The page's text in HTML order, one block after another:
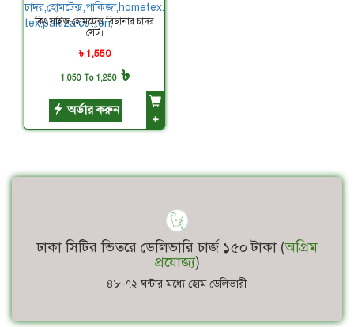
কিং সাইজ হোমটেক্স বিছানার চাদর
সেট।
৳ 1,550
1,050 To 1,250৳
অর্ডার করুন
+
ঢাকা সিটির ভিতরে ডেলিভারি চার্জ ১৫০ টাকা (অগ্রিম
প্রযোজ্য)
৪৮-৭২ ঘন্টার মধ্যে হোম ডেলিভারী